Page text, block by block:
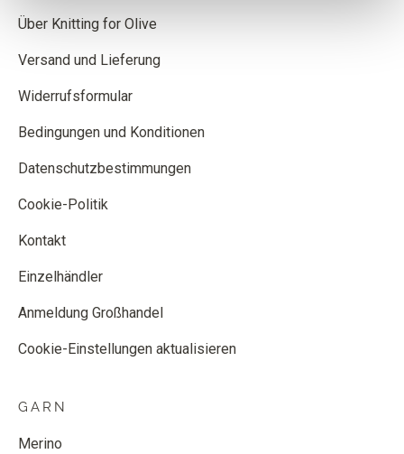
Über Knitting for Olive
Versand und Lieferung
Widerrufsformular
Bedingungen und Konditionen
Datenschutzbestimmungen
Cookie-Politik
Kontakt
Einzelhändler
Anmeldung Großhandel
Cookie-Einstellungen aktualisieren
GARN
Merino